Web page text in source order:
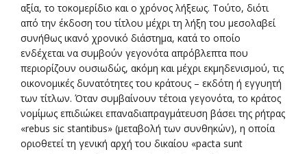
αξία, το τοκομερίδιο και ο χρόνος λήξεως. Τούτο, διότι
από την έκδοση του τίτλου μέχρι τη λήξη του μεσολαβεί
συνήθως ικανό χρονικό διάστημα, κατά το οποίο
ενδέχεται να συμβούν γεγονότα απρόβλεπτα που
περιορίζουν ουσιωδώς, ακόμη και μέχρι εκμηδενισμού, τις
οικονομικές δυνατότητες του κράτους – εκδότη ή εγγυητή
των τίτλων. Όταν συμβαίνουν τέτοια γεγονότα, το κράτος
νομίμως επιδιώκει επαναδιαπραγμάτευση βάσει της ρήτρας
«rebus sic stantibus» (μεταβολή των συνθηκών), η οποία
οριοθετεί τη γενική αρχή του δικαίου «pacta sunt